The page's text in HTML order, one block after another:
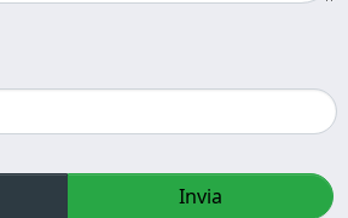
Invia